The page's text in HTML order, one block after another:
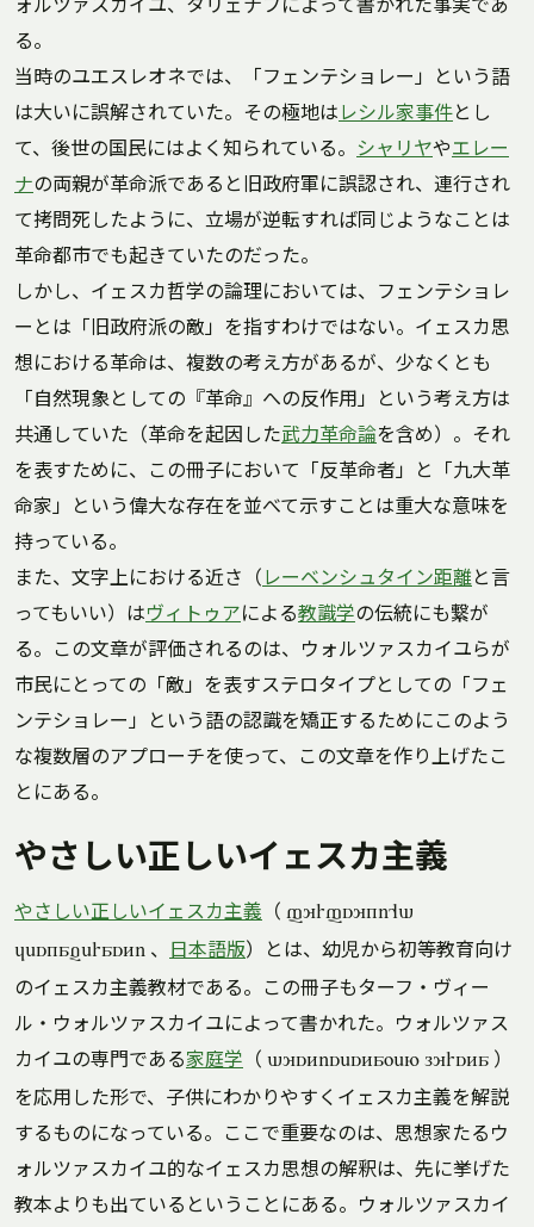
ォルツァスカイユ、タリェナフによって書かれた事実であ
る。
当時のユエスレオネでは、「フェンテショレー」という語
は大いに誤解されていた。その極地は レシル家事件とし
て、後世の国民にはよく知られている。 シャリヤやエレー
ナの両親が革命派であると旧政府軍に誤認され、連行され
て拷問死したように、立場が逆転すれば同じようなことは
革命都市でも起きていたのだった。
しかし、イェスカ哲学の論理においては、フェンテショレ
ーとは「旧政府派の敵」を指すわけではない。イェスカ思
想における革命は、複数の考え方があるが、少なくとも
「自然現象としての『革命』への反作用」という考え方は
共通していた（革命を起因した武力革命論を含め）。それ
を表すために、この冊子において「反革命者」と「九大革
命家」という偉大な存在を並べて示すことは重大な意味を
持っている。
また、文字上における近さ（ レーベンシュタイン距離と言
ってもいい）はヴィトゥアによる教識学の伝統にも繋が
る。この文章が評価されるのは、ウォルツァスカイユらが
市民にとっての「敵」を表すステロタイプとしての「フェ
ンテショレー」という語の認識を矯正するためにこのよう
な複数層のアプローチを使って、この文章を作り上げたこ
とにある。
やさしい正しいイェスカ主義
やさしい正しいイェスカ主義 （ fyrfsyki'd
jeskaverasti 、 日本語版）とは、幼児から初等教育向け
のイェスカ主義教材である。この冊子もターフ・ヴィー
ル・ウォルツァスカイユによって書かれた。ウォルツァス
カイユの専門である家庭学 （ dystisestawen lyrsta ）
を応用した形で、子供にわかりやすくイェスカ主義を解説
するものになっている。ここで重要なのは、思想家たるウ
ォルツァスカイユ的なイェスカ思想の解釈は、先に挙げた
教本よりも出ているということにある。ウォルツァスカイ